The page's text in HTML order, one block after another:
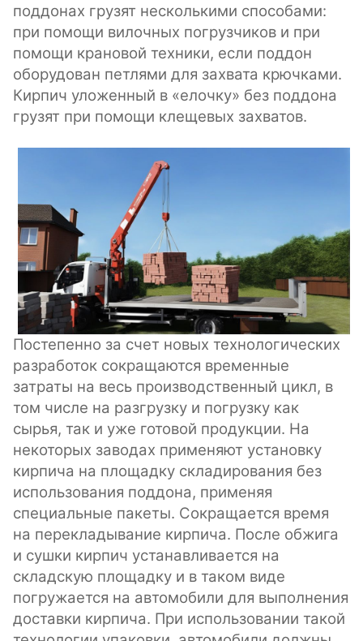
поддонах грузят несколькими способами:
при помощи вилочных погрузчиков и при
помощи крановой техники, если поддон
оборудован петлями для захвата крючками.
Кирпич уложенный в «елочку» без поддона
грузят при помощи клещевых захватов.
Постепенно за счет новых технологических
разработок сокращаются временные
затраты на весь производственный цикл, в
том числе на разгрузку и погрузку как
сырья, так и уже готовой продукции. На
некоторых заводах применяют установку
кирпича на площадку складирования без
использования поддона, применяя
специальные пакеты. Сокращается время
на перекладывание кирпича. После обжига
и сушки кирпич устанавливается на
складскую площадку и в таком виде
погружается на автомобили для выполнения
доставки кирпича. При использовании такой